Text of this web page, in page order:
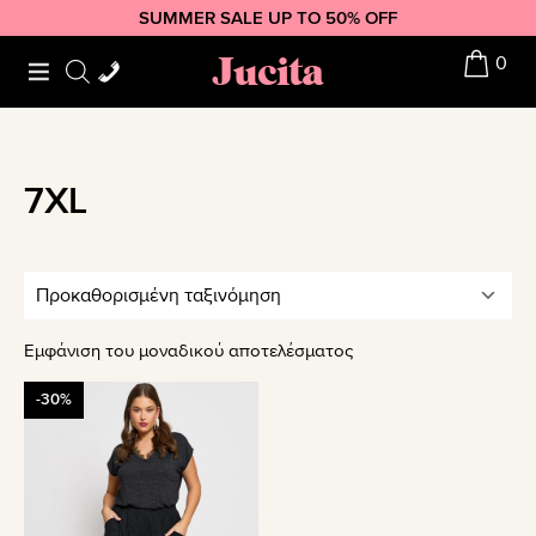
to
primary
to
main
to
footer
SUMMER SALE UP TO 50% OFF
Jucita 0
7XL
Εμφάνιση του μοναδικού αποτελέσματος
-30%
Αυτό
το
πολλαπλές
παραλλαγές.